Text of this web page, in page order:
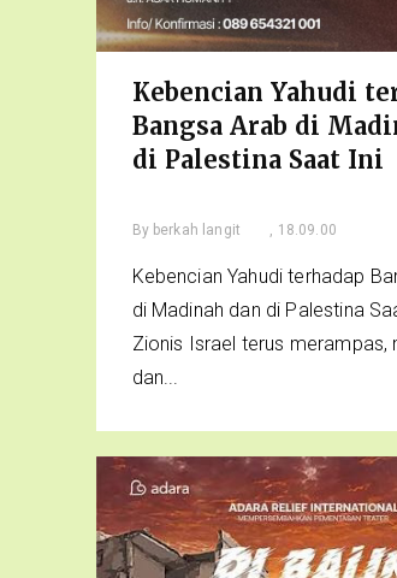
Kebencian Yahudi
Bangsa Arab di
di Palestina Saat Ini
By berkah langit , 18.09.00
Kebencian Yahudi terhadap
di Madinah dan di Palestina
Zionis Israel terus merampas,
dan...